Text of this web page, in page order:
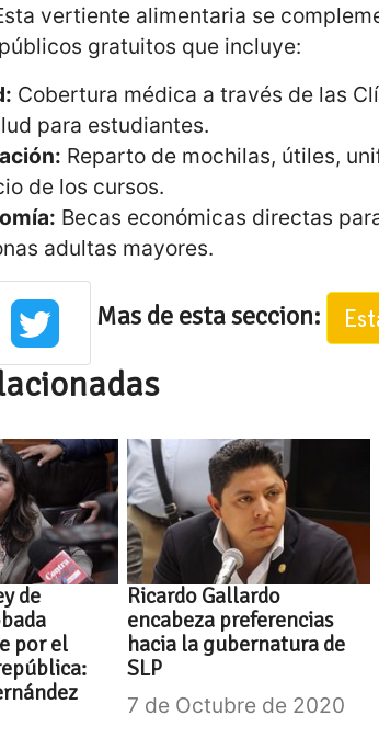
vertiente alimentaria se
gratuitos que incluye:
Cobertura médica a través de las
para estudiantes.
Reparto de mochilas, útiles,
de los cursos.
Becas económicas directas
adultas mayores.
Mas de esta seccion:
de
por el
Ricardo Gallardo
encabeza preferencias
hacia la gubernatura de
SLP
7 de Octubre de 2020